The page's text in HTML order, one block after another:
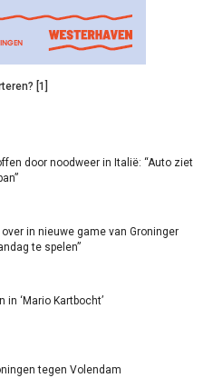
[1]
door noodweer in Italië: “Auto ziet
in nieuwe game van Groninger
te spelen”
‘Mario Kartbocht’
tegen Volendam